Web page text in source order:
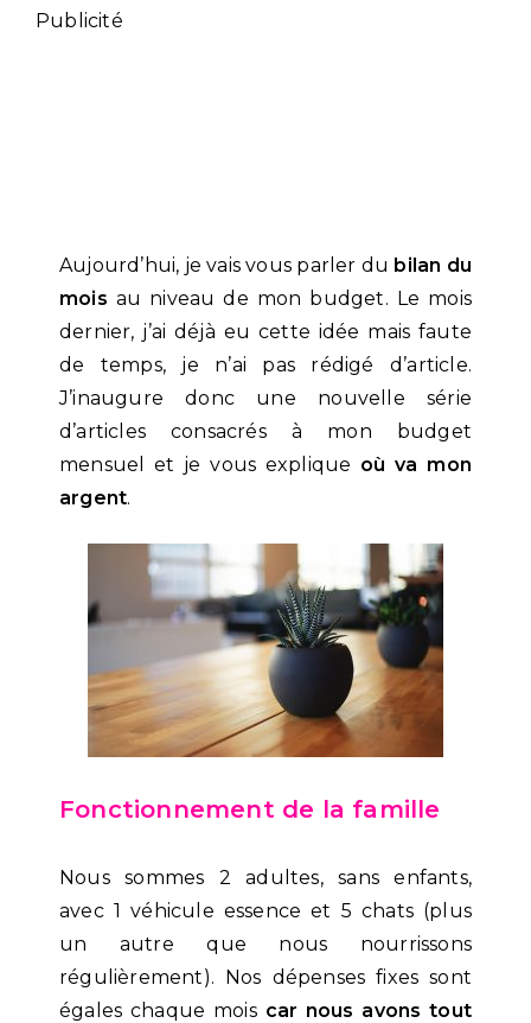
Publicité
Aujourd’hui, je vais vous parler du bilan du
mois au niveau de mon budget. Le mois
dernier, j’ai déjà eu cette idée mais faute
de temps, je n’ai pas rédigé d’article.
J’inaugure donc une nouvelle série
d’articles consacrés à mon budget
mensuel et je vous explique où va mon
argent.
Fonctionnement de la famille
Nous sommes 2 adultes, sans enfants,
avec 1 véhicule essence et 5 chats (plus
un autre que nous nourrissons
régulièrement). Nos dépenses fixes sont
égales chaque mois car nous avons tout